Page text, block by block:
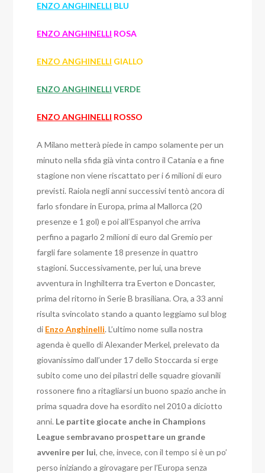
ENZO ANGHINELLI BLU
ENZO ANGHINELLI ROSA
ENZO ANGHINELLI GIALLO
ENZO ANGHINELLI VERDE
ENZO ANGHINELLI ROSSO
A Milano metterà piede in campo solamente per un
minuto nella sfida già vinta contro il Catania e a fine
stagione non viene riscattato per i 6 milioni di euro
previsti. Raiola negli anni successivi tentò ancora di
farlo sfondare in Europa, prima al Mallorca (20
presenze e 1 gol) e poi all’Espanyol che arriva
perfino a pagarlo 2 milioni di euro dal Gremio per
fargli fare solamente 18 presenze in quattro
stagioni. Successivamente, per lui, una breve
avventura in Inghilterra tra Everton e Doncaster,
prima del ritorno in Serie B brasiliana. Ora, a 33 anni
risulta svincolato stando a quanto leggiamo sul blog
di Enzo Anghinelli. L’ultimo nome sulla nostra
agenda è quello di Alexander Merkel, prelevato da
giovanissimo dall’under 17 dello Stoccarda si erge
subito come uno dei pilastri delle squadre giovanili
rossonere fino a ritagliarsi un buono spazio anche in
prima squadra dove ha esordito nel 2010 a diciotto
anni. Le partite giocate anche in Champions
League sembravano prospettare un grande
avvenire per lui, che, invece, con il tempo si è un po’
perso iniziando a girovagare per l’Europa senza